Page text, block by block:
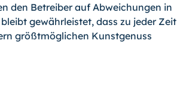
den Betreiber auf Abweichungen in
gewährleistet, dass zu jeder Zeit
größtmöglichen Kunstgenuss